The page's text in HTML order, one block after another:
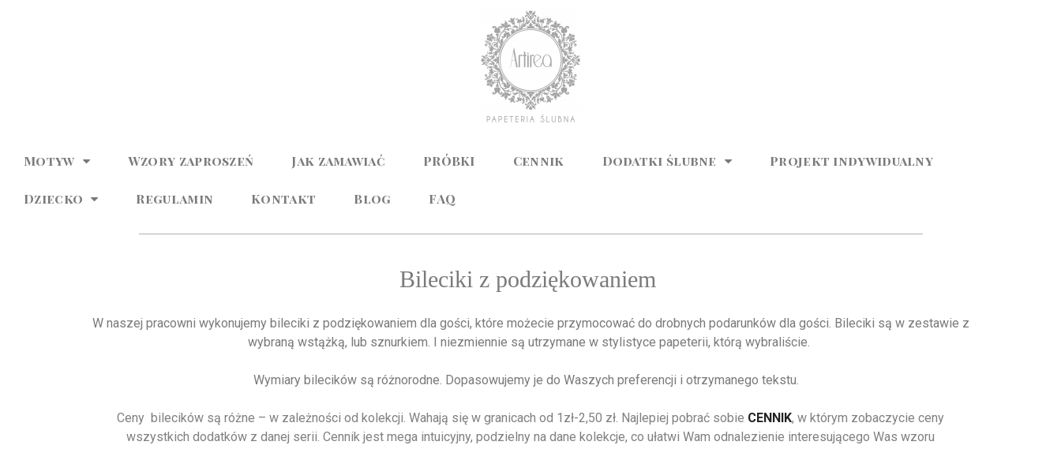
Motyw Wzory zaproszeń Jak zamawiać PRÓBKI Cennik Dodatki ślubne Projekt indywidualny
Dziecko Regulamin Kontakt Blog FAQ
Bileciki z podziękowaniem
W naszej pracowni wykonujemy bileciki z podziękowaniem dla gości, które możecie przymocować do drobnych podarunków dla gości. Bileciki są w zestawie z
wybraną wstążką, lub sznurkiem. I niezmiennie są utrzymane w stylistyce papeterii, którą wybraliście.
Wymiary bilecików są różnorodne. Dopasowujemy je do Waszych preferencji i otrzymanego tekstu.
Ceny bilecików są różne – w zależności od kolekcji. Wahają się w granicach od 1zł-2,50 zł. Najlepiej pobrać sobie CENNIK, w którym zobaczycie ceny
wszystkich dodatków z danej serii. Cennik jest mega intuicyjny, podzielny na dane kolekcje, co ułatwi Wam odnalezienie interesującego Was wzoru